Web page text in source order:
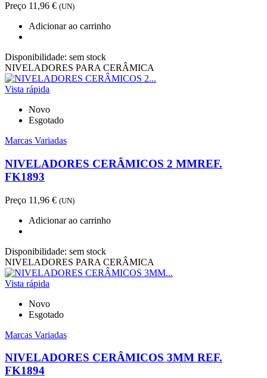
Preço 11,96 € (UN)
Adicionar ao carrinho
Disponibilidade: sem stock
NIVELADORES PARA CERÂMICA
Vista rápida
Novo
Esgotado
Marcas Variadas
NIVELADORES CERÂMICOS 2 MMREF.
FK1893
Preço 11,96 € (UN)
Adicionar ao carrinho
Disponibilidade: sem stock
NIVELADORES PARA CERÂMICA
Vista rápida
Novo
Esgotado
Marcas Variadas
NIVELADORES CERÂMICOS 3MM REF.
FK1894